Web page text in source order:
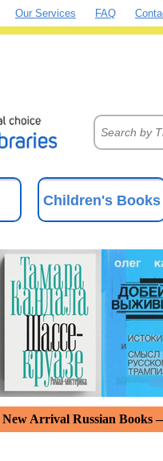
Our Services FAQ
Children's Books
New Arrival Russian Books